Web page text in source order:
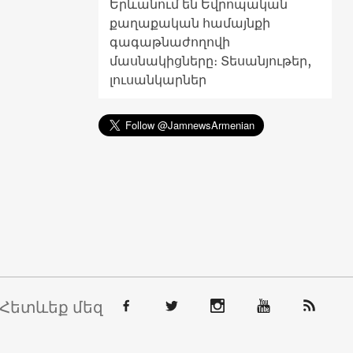
Երևանում են Եվրոպական
քաղաքական համայնքի
գագաթնաժողովի
մասնակիցները։ Տեսանյութեր,
լուսանկարներ
Հետևեք մեզ